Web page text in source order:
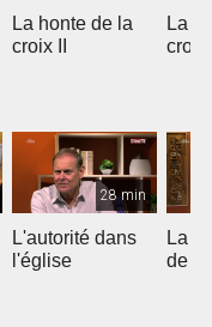
La honte de la
croix II
La
croix
28 min
L'autorité dans
l'église
La
de